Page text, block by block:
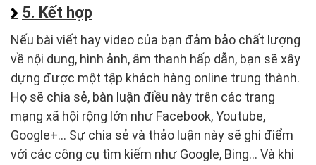
5. Kết hợp
Nếu bài viết hay video của bạn đảm bảo chất lượng
về nội dung, hình ảnh, âm thanh hấp dẫn, bạn sẽ xây
dựng được một tập khách hàng online trung thành.
Họ sẽ chia sẻ, bàn luận điều này trên các trang
mạng xã hội rộng lớn như Facebook, Youtube,
Google+… Sự chia sẻ và thảo luận này sẽ ghi điểm
với các công cụ tìm kiếm như Google, Bing... Và khi